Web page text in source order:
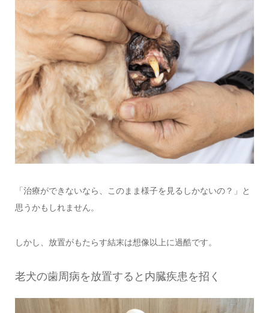
「治療ができないなら、このまま様子を見るしかないの？」と
思うかもしれません。
しかし、放置がもたらす結末は想像以上に過酷です。
老犬の歯周病を放置すると内臓疾患を招く